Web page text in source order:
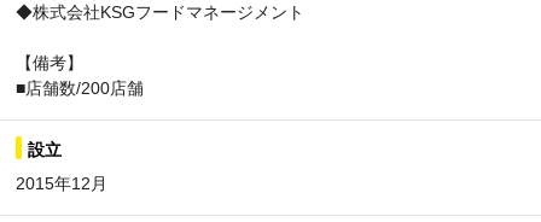
◆株式会社KSGフードマネージメント
【備考】
■店舗数/200店舗
設立
2015年12月